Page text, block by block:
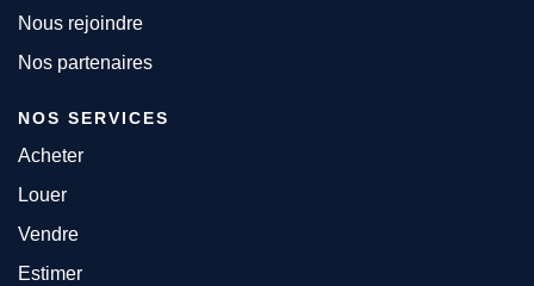
Nous rejoindre
Nos partenaires
NOS SERVICES
Acheter
Louer
Vendre
Estimer